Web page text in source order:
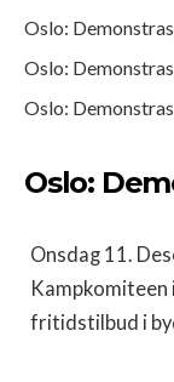
Oslo:
Oslo:
Oslo:
Oslo:
Onsdag 11.
fritidstilbud i